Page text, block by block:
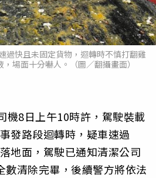
過快且未固定貨物，迴轉時不慎打翻雞
場面十分嚇人。（圖／翻攝畫面）
機8日上午10時許，駕駛裝載
發路段迴轉時，疑車速過
地面，駕駛已通知清潔公司
數清除完畢，後續警方將依法